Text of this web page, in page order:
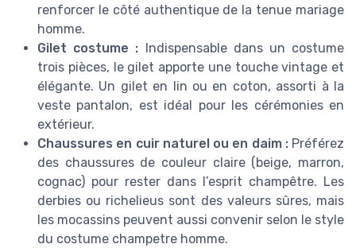
renforcer le côté authentique de la tenue mariage
homme.
Gilet costume : Indispensable dans un costume
trois pièces, le gilet apporte une touche vintage et
élégante. Un gilet en lin ou en coton, assorti à la
veste pantalon, est idéal pour les cérémonies en
extérieur.
Chaussures en cuir naturel ou en daim :Préférez
des chaussures de couleur claire (beige, marron,
cognac) pour rester dans l’esprit champêtre. Les
derbies ou richelieus sont des valeurs sûres, mais
les mocassins peuvent aussi convenir selon le style
du costume champetre homme.